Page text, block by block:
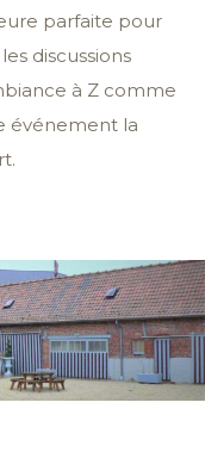
parfaite pour
discussions
à Z comme
événement la